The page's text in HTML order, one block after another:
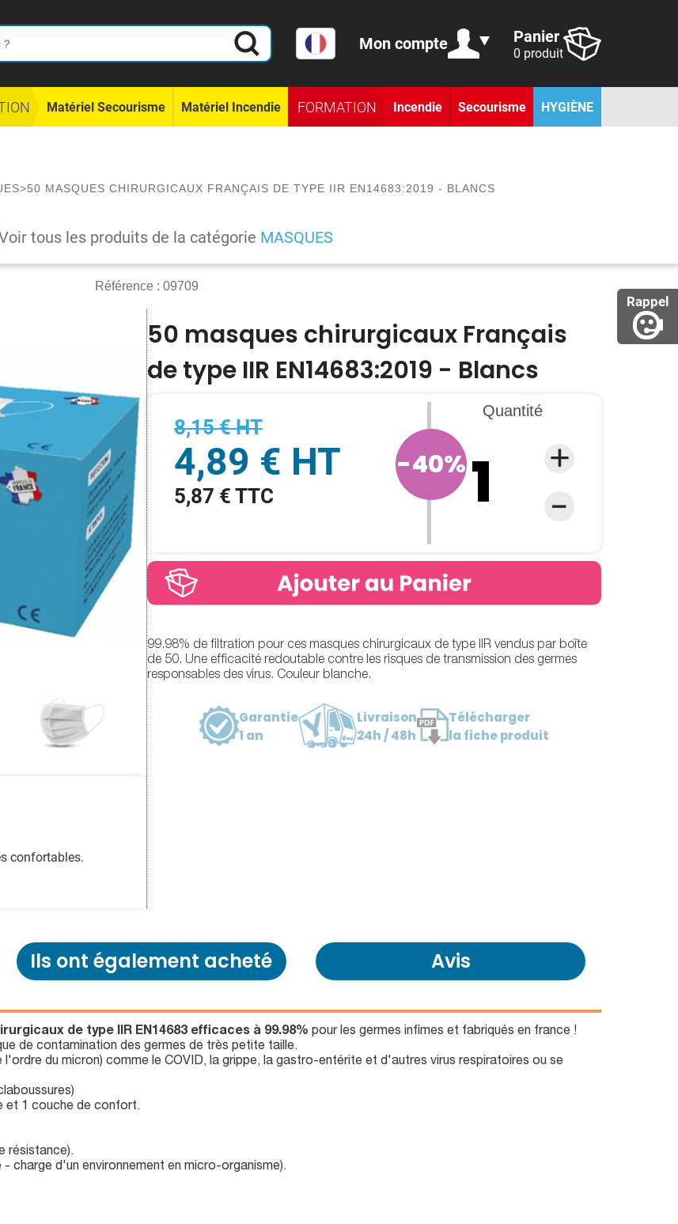
Rappel
Mon compte Panier
0 produit
Matériel Secourisme Matériel Incendie FORMATION Incendie Secourisme HYGIÈNE
>50 MASQUES CHIRURGICAUX FRANÇAIS DE TYPE IIR EN14683:2019 - BLANCS
tous les produits de la catégorie MASQUES
Référence : 09709
confortables.
50 masques chirurgicaux Français
de type IIR EN14683:2019 - Blancs
8,15 € HT
4,89 € HT
5,87 € TTC
-40%
Quantité
99.98% de filtration pour ces masques chirurgicaux de type IIR vendus par boîte
de 50. Une efficacité redoutable contre les risques de transmission des germes
responsables des virus. Couleur blanche.
Garantie
1 an
Livraison
24h / 48h
Télécharger
la fiche produit
Ils ont également acheté Avis
de type IIR EN14683 efficaces à 99.98% pour les germes infimes et fabriqués en france !
de contamination des germes de très petite taille.
l'ordre du micron) comme le COVID, la grippe, la gastro-entérite et d'autres virus respiratoires ou se
et 1 couche de confort.
résistance).
charge d'un environnement en micro-organisme).